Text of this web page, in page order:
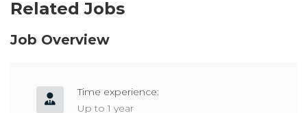
Related Jobs
Job Overview
Time experience:
Up to 1 year